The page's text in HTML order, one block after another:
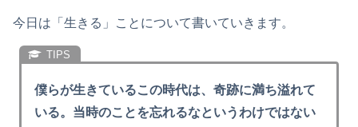
今日は「生きる」ことについて書いていきます。
僕らが生きているこの時代は、奇跡に満ち溢れて
いる。当時のことを忘れるなというわけではない